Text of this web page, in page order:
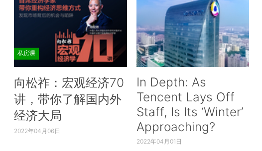
私房课
向松祚：宏观经济70
讲，带你了解国内外
经济大局
2022年04月06日
In Depth: As
Tencent Lays Off
Staff, Is Its ‘Winter’
Approaching?
2022年04月01日